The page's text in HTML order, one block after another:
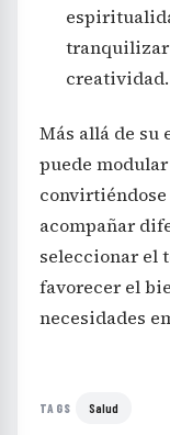
tranquilizar
creatividad.
Más allá de su
puede
acompañar
seleccionar el
favorecer el
necesidades
TAGS Salud